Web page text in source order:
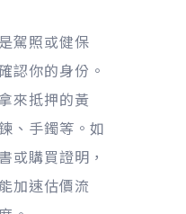
駕照或健保
認你的身份。
來抵押的黃
、手鐲等。如
或購買證明，
加速估價流